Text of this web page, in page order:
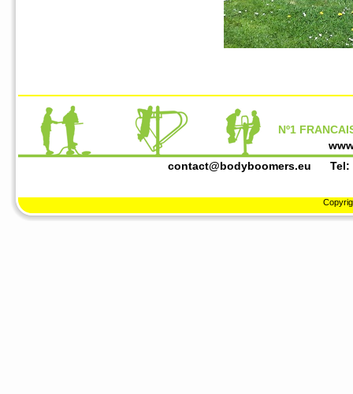
Nº1
contact@bodyboomers.eu Tel: